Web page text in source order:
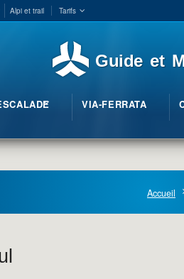
Alpi et trail Tarifs
Guide et
VIA-FERRATA
Accueil